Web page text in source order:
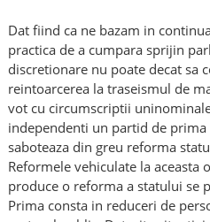
Dat fiind ca ne bazam in
practica de a cumpara sprijin
discretionare nu poate decat sa
reintoarcerea la traseismul de
vot cu circumscriptii
independenti un partid de
saboteaza din greu reforma
Reformele vehiculate la aceasta
produce o reforma a statului se
Prima consta in reduceri de